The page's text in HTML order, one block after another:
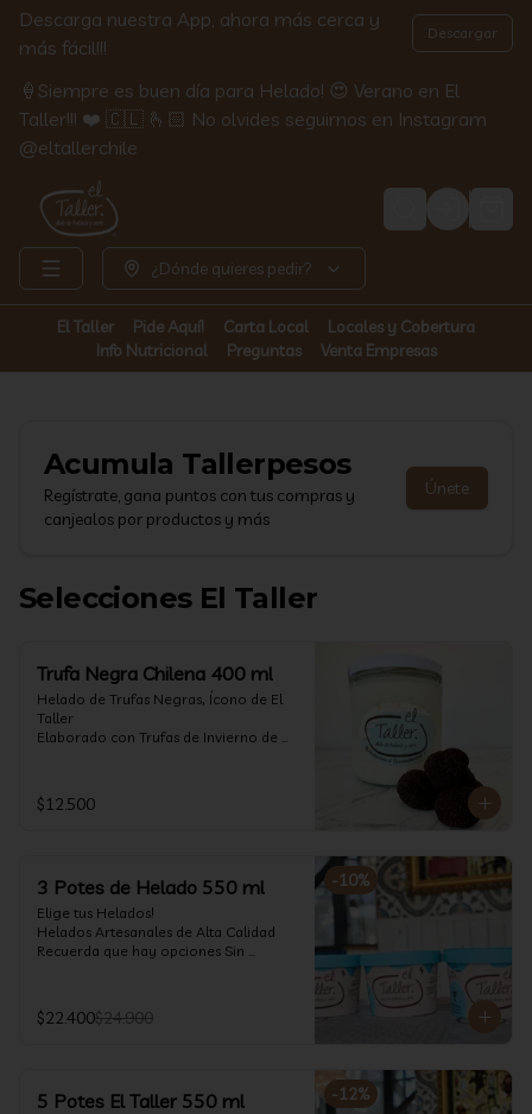
Descarga nuestra App, ahora más cerca y
más fácil!!!
Descargar
🍦Siempre es buen día para Helado! 😍 Verano en El
Taller!!! ❤️ 🇨🇱 🫰🏻 No olvides seguirnos en Instagram
@eltallerchile
Login
¿Dónde quieres pedir?
El Taller Pide Aquí! Carta Local
Locales y Cobertura
Info Nutricional
Preguntas Venta Empresas
Acumula Tallerpesos
Regístrate, gana puntos con tus compras y
canjealos por productos y más
Únete
Selecciones El Taller
Trufa Negra Chilena 400 ml
Helado de Trufas Negras, Ícono de El
Taller
Elaborado con Trufas de Invierno de
cremoso y con un delicado proceso
para obtener una experiencia
esta Edición es muy Limitada,
aproveche ya de vivir esta fantástica
experiencia!!
$12.500
-10%
3 Potes de Helado 550 ml
Elige tus Helados!
Helados Artesanales de Alta Calidad
Recuerda que hay opciones Sin
Diabéticos!
Algunos helados especiales tienen un
$22.400$24.900
-12%
5 Potes El Taller 550 ml